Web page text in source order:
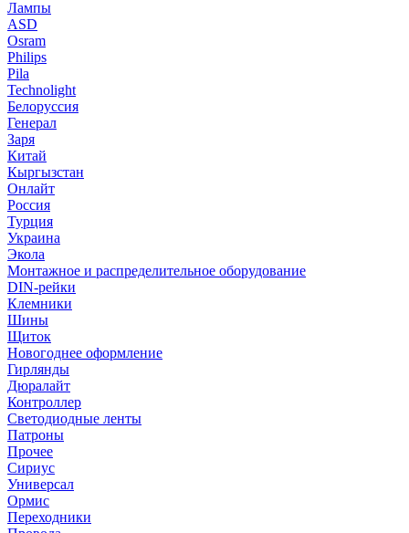
Лампы
ASD
Osram
Philips
Pila
Technolight
Белоруссия
Генерал
Заря
Китай
Кыргызстан
Онлайт
Россия
Турция
Украина
Экола
Монтажное и распределительное оборудование
DIN-рейки
Клемники
Шины
Щиток
Новогоднее оформление
Гирлянды
Дюралайт
Контроллер
Светодиодные ленты
Патроны
Прочее
Сириус
Универсал
Ормис
Переходники